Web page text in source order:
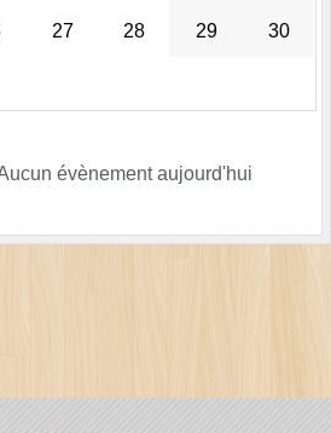
27 28 29 30
évènement aujourd'hui